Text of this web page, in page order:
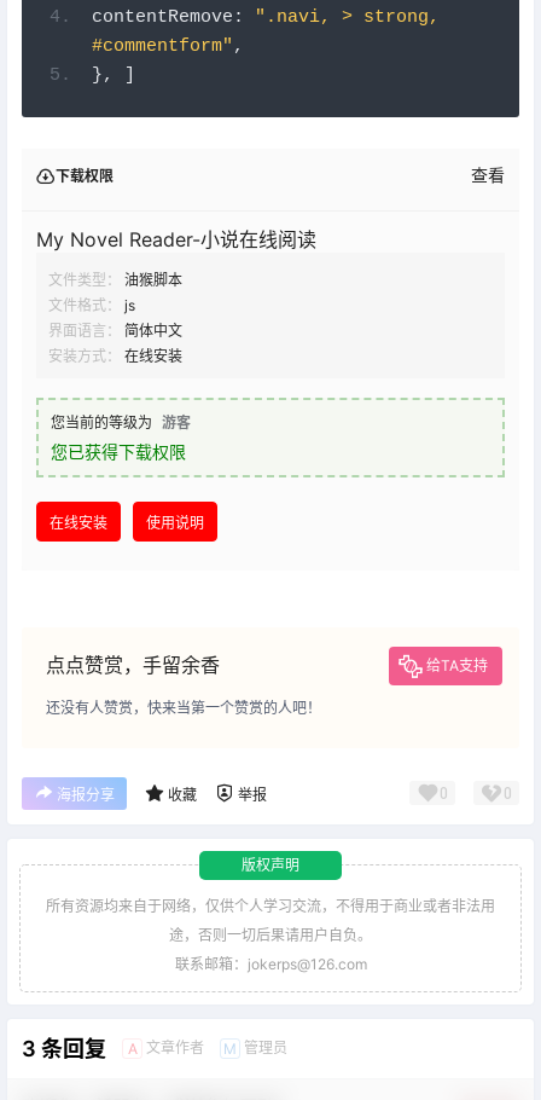
contentRemove :
".navi, > strong,
#commentform" ,
},
下载权限 查看
My Novel Reader-小说在线阅读
文件类型：
油猴脚本
文件格式：
js
界面语言：
简体中文
安装方式：
在线安装
您当前的等级为 游客
您已获得下载权限
在线安装 使用说明
点点赞赏，手留余香 给TA支持
还没有人赞赏，快来当第一个赞赏的人吧！
海报分享 收藏 举报 0 0
版权声明
所有资源均来自于网络，仅供个人学习交流，不得用于商业或者非法用
途，否则一切后果请用户自负。
联系邮箱：jokerps@126.com
3 条回复 A 文章作者 M 管理员